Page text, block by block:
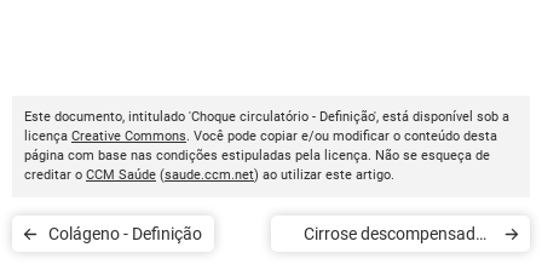
Este documento, intitulado 'Choque circulatório - Definição', está disponível sob a
licença Creative Commons. Você pode copiar e/ou modificar o conteúdo desta
página com base nas condições estipuladas pela licença. Não se esqueça de
creditar o CCM Saúde (saude.ccm.net) ao utilizar este artigo.
Colágeno - Definição
Cirrose descompensada -